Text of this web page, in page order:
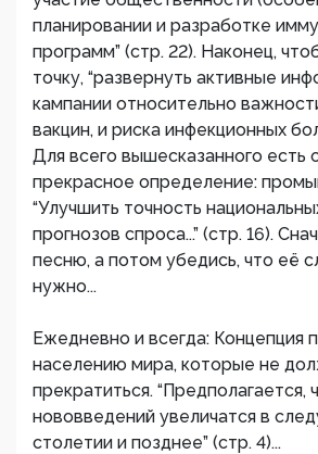
планировании и разработке
программ” (стр. 22). Наконец,
точку, “развернуть активные
кампании относительно
вакцин, и риска инфекционных
Для всего вышесказанного есть
прекрасное определение:
“Улучшить точность
прогнозов спроса...” (стр. 16).
песню, а потом убедись, что её
нужно...
Ежедневно и всегда: Концепция
населению мира, которые не
прекратиться. “Предполагается,
нововведений увеличатся в
столетии и позднее” (стр. 4)...